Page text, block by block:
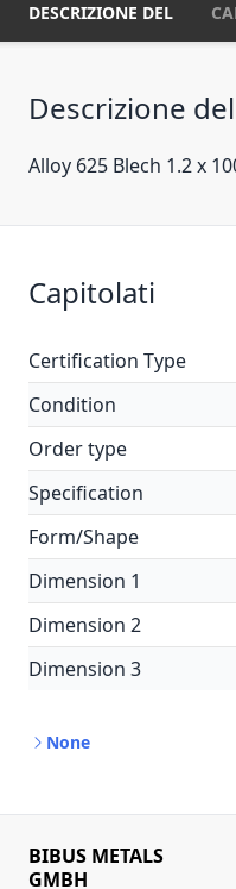
DESCRIZIONE DEL
Descrizione del
Alloy 625 Blech 1.2 x
Capitolati
Certification Type
Condition
Order type
Specification
Form/Shape
Dimension 1
Dimension 2
Dimension 3
None
BIBUS METALS
GMBH